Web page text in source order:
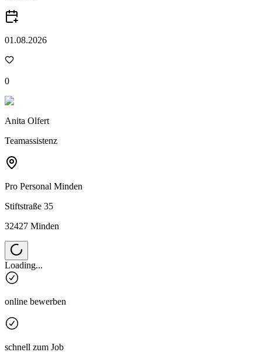
01.08.2026
0
Anita Olfert
Teamassistenz
Pro Personal Minden
Stiftstraße 35
32427 Minden
Loading...
online bewerben
schnell zum Job